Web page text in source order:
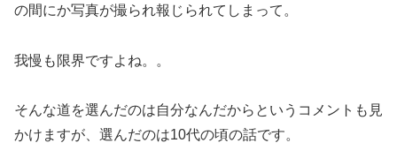
の間にか写真が撮られ報じられてしまって。
我慢も限界ですよね。。
そんな道を選んだのは自分なんだからというコメントも見
かけますが、選んだのは10代の頃の話です。